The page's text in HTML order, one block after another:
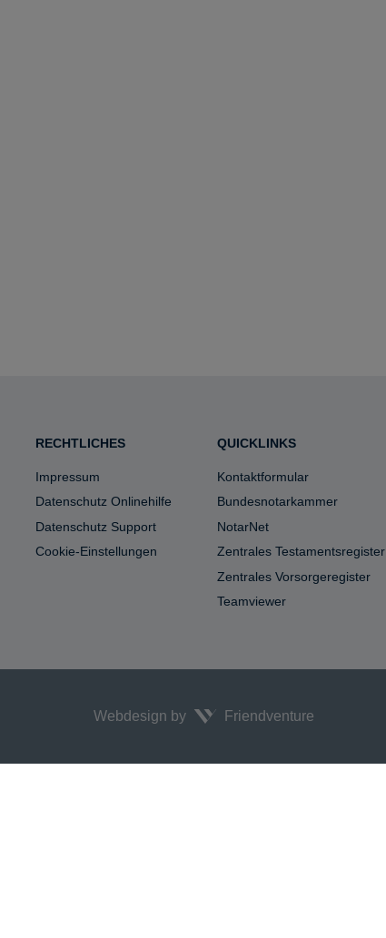
RECHTLICHES
Impressum
Datenschutz Onlinehilfe
Datenschutz Support
Cookie-Einstellungen
QUICKLINKS
Kontaktformular
Bundesnotarkammer
NotarNet
Zentrales Testamentsregister
Zentrales Vorsorgeregister
Teamviewer
Webdesign by Friendventure